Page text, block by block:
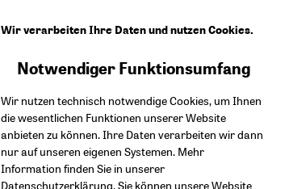
Zwang zu
Deutsch English عربي
In mehreren Staaten des
Wir verarbeiten Ihre Daten und nutzen Cookies.
Notwendiger Funktionsumfang
Wir nutzen technisch notwendige Cookies, um Ihnen
die wesentlichen Funktionen unserer Website
anbieten zu können. Ihre Daten verarbeiten wir dann
nur auf unseren eigenen Systemen. Mehr
Information finden Sie in unserer
Datenschutzerklärung. Sie können unsere Website